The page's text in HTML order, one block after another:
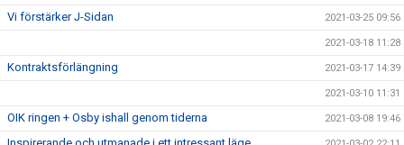
Vi förstärker J-Sidan 2021-03-25 09:56
2021-03-18 11:28
Kontraktsförlängning 2021-03-17 14:39
2021-03-10 11:31
OIK ringen + Osby ishall genom tiderna 2021-03-08 19:46